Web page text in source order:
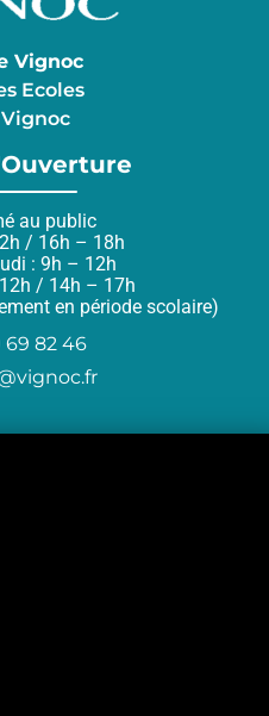
Vignoc
Ecoles
Vignoc
Ouverture
au public
/ 16h – 18h
: 9h – 12h
/ 14h – 17h
en période scolaire)
69 82 46